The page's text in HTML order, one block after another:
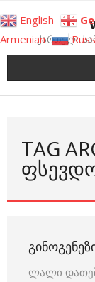
to
contentქართული
TAG
ლალი
English
Armenian